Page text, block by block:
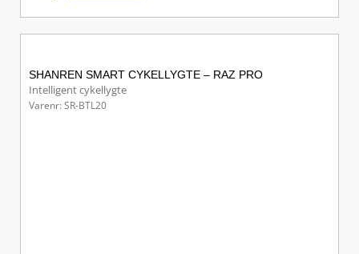
SHANREN SMART CYKELLYGTE – RAZ PRO
Intelligent cykellygte
Varenr: SR-BTL20